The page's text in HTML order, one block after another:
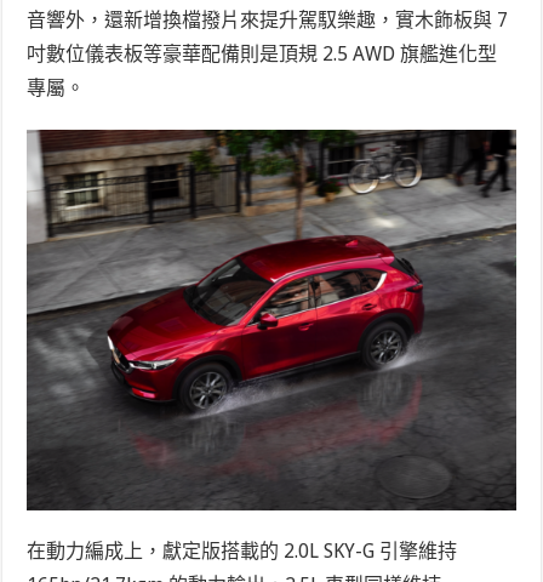
音響外，還新增換檔撥片來提升駕馭樂趣，實木飾板與 7
吋數位儀表板等豪華配備則是頂規 2.5 AWD 旗艦進化型
專屬。
在動力編成上，獻定版搭載的 2.0L SKY-G 引擎維持